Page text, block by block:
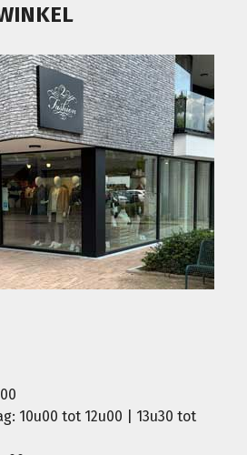
10u00 tot 12u00 | 13u30 tot